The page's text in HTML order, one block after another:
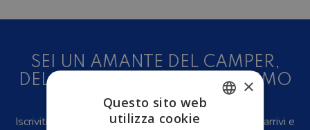
SEI UN AMANTE DEL CAMPER,
DELLE CARAVAN E DEL TURISMO
ALL'ARIA APERTA?
Iscriviti alla newsletter, riceverai in anteprima i nuovi arrivi e
×
Questo sito web
utilizza cookie